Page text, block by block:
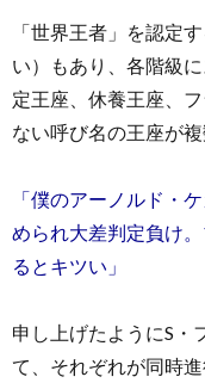
「世界王者」を認定
い）もあり、各階級
定王座、休養王座、
ない呼び名の王座が複
「僕のアーノルド・
められ大差判定負け
るとキツい」
申し上げたようにS・
て、それぞれが同時